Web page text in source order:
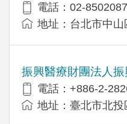
電話：02-
地址：台北市中
振興醫療財團法人
電話：+886-2-
地址：臺北市北